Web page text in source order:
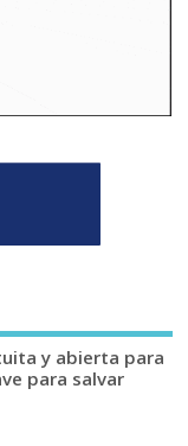
y abierta para
para salvar